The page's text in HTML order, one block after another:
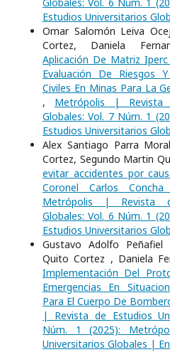
Globales: Vol. 6 Núm. 1
Estudios Universitarios
Omar Salomón Leiva
Cortez, Daniela
Aplicación De Matriz
Evaluación De Riesgos
Civiles En Minas Para La
, Metrópolis | Revista
Globales: Vol. 7 Núm. 1
Estudios Universitarios
Alex Santiago Parra
Cortez, Segundo Martin
evitar accidentes por
Coronel Carlos
Metrópolis | Revista
Globales: Vol. 6 Núm. 1
Estudios Universitarios
Gustavo Adolfo Peñafiel
Quito Cortez , Daniela
Implementación Del
Emergencias En
Para El Cuerpo De
| Revista de Estudios
Núm. 1 (2025):
Universitarios Globales |